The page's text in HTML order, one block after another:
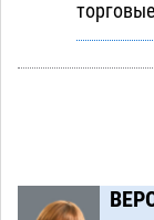
на
в музее